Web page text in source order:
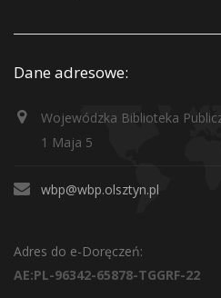
Dane adresowe:
Wojewódzka Biblioteka
1 Maja 5
wbp@wbp.olsztyn.pl
Adres do e-Doręczeń:
AE:PL-96342-65878-TGGRF-22